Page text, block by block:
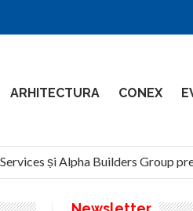
ARHITECTURA CONEX
și Alpha Builders Group